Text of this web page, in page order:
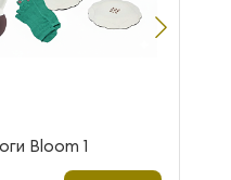
Bloom 1